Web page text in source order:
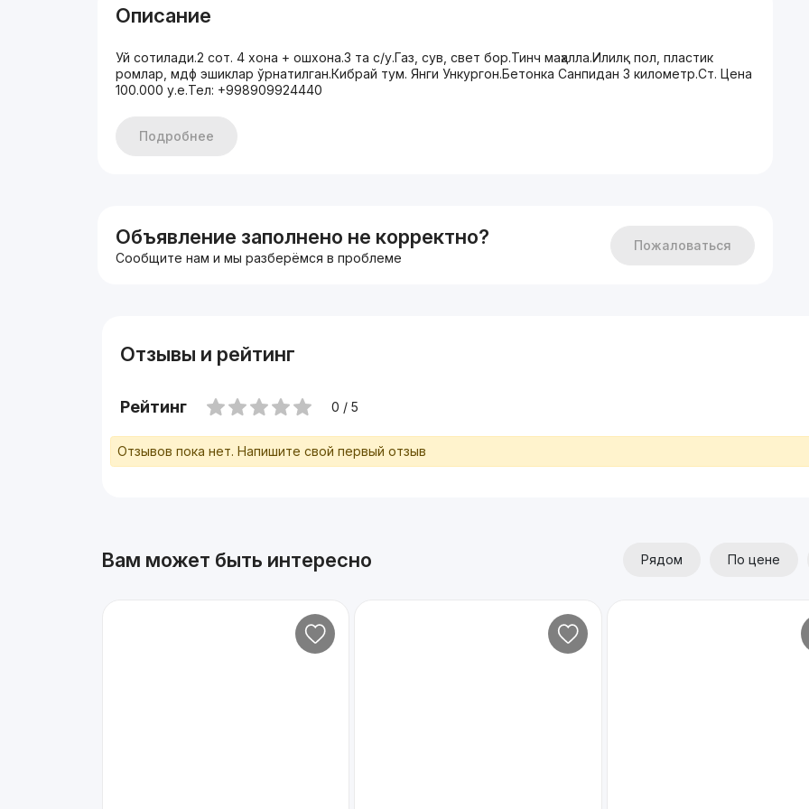
Описание
Уй сотилади.2 сот. 4 хона + ошхона.3 та с/у.Газ, сув, свет бор.Тинч маҳалла.Илилқ пол, пластик
ромлар, мдф эшиклар ўрнатилган.Кибрай тум. Янги Ункургон.Бетонка Санпидан 3 километр.Ст. Цена
100.000 у.е.Тел: +998909924440
Подробнее
Объявление заполнено не корректно?
Сообщите нам и мы разберёмся в проблеме
Пожаловаться
Отзывы и рейтинг
Рейтинг 0 / 5
Отзывов пока нет. Напишите свой первый отзыв
Вам может быть интересно Рядом По цене